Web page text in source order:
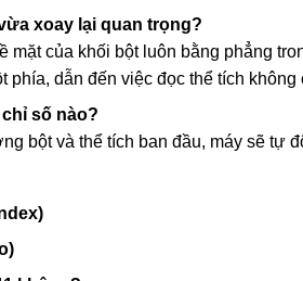
xoay lại quan trọng?
mặt của khối bột luôn bằng phẳng
phía, dẫn đến việc đọc thể tích
số nào?
bột và thể tích ban đầu, máy sẽ tự